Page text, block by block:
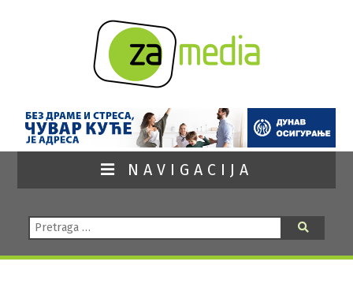
NAVIGACIJA
Pretraga: